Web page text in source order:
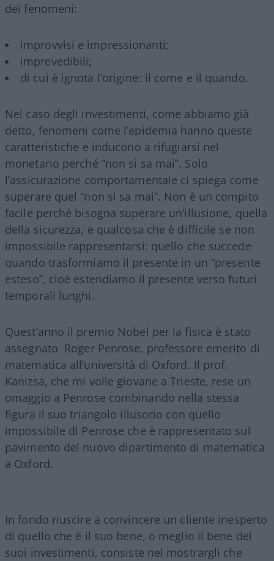
dei fenomeni:
improvvisi e impressionanti;
imprevedibili;
di cui è ignota l’origine: il come e il quando.
Nel caso degli investimenti, come abbiamo già
detto, fenomeni come l’epidemia hanno queste
caratteristiche e inducono a rifugiarsi nel
monetario perché “non si sa mai”. Solo
l’assicurazione comportamentale ci spiega come
superare quel “non si sa mai”. Non è un compito
facile perché bisogna superare un’illusione, quella
della sicurezza, e qualcosa che è difficile se non
impossibile rappresentarsi: quello che succede
quando trasformiamo il presente in un “presente
esteso”, cioè estendiamo il presente verso futuri
temporali lunghi.
Quest’anno il premio Nobel per la fisica è stato
assegnato Roger Penrose, professore emerito di
matematica all’università di Oxford. Il prof.
Kanizsa, che mi volle giovane a Trieste, rese un
omaggio a Penrose combinando nella stessa
figura il suo triangolo illusorio con quello
impossibile di Penrose che è rappresentato sul
pavimento del nuovo dipartimento di matematica
a Oxford.
In fondo riuscire a convincere un cliente inesperto
di quello che è il suo bene, o meglio il bene dei
suoi investimenti, consiste nel mostrargli che